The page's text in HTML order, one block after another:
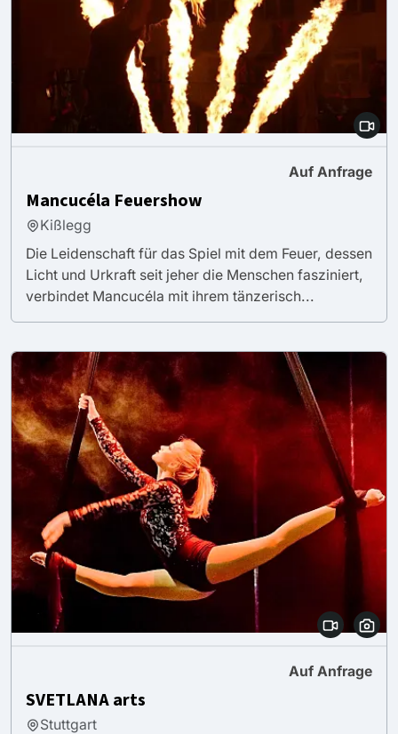
Auf Anfrage
Mancucéla Feuershow
Kißlegg
Die Leidenschaft für das Spiel mit dem Feuer, dessen
Licht und Urkraft seit jeher die Menschen fasziniert,
verbindet Mancucéla mit ihrem tänzerisch...
Auf Anfrage
SVETLANA arts
Stuttgart